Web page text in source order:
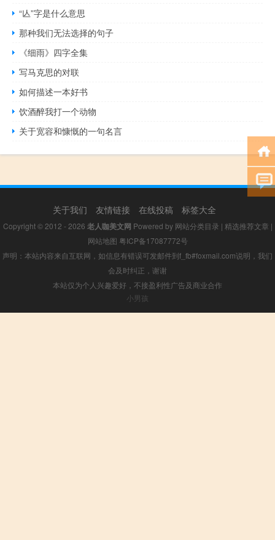
“亾”字是什么意思
那种我们无法选择的句子
《细雨》四字全集
写马克思的对联
如何描述一本好书
饮酒醉我打一个动物
关于宽容和慷慨的一句名言
关于我们 友情链接 在线投稿 标签大全
Copyright © 2012 - 2026 老人咖美文网 Powered by 网站分类目录 | 精选推荐文章 |
网站地图 粤ICP备17087772号
声明：本站内容来自互联网，如信息有错误可发邮件到f_fb#foxmail.com说明，我们
会及时纠正，谢谢
本站仅为个人兴趣爱好，不接盈利性广告及商业合作
小男孩